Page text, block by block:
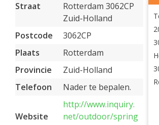
Straat
Rotterdam 3062CP
Zuid-Holland
Postcode
3062CP
Plaats
Rotterdam
Provincie
Zuid-Holland
Telefoon
Nader te bepalen.
Website
http://www.inquiry.
net/outdoor/spring